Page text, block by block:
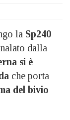
la Sp240
dalla
si è
che porta
del bivio